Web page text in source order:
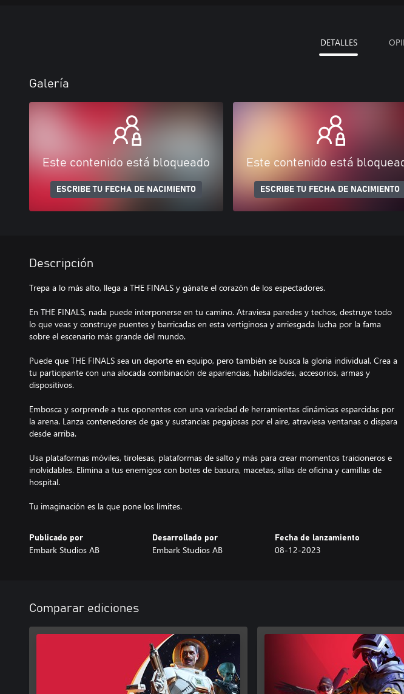
DETALLES
Galería
Este contenido está bloqueado
ESCRIBE TU FECHA DE NACIMIENTO
Este contenido está
ESCRIBE TU FECHA DE NACIMIENTO
Descripción
Trepa a lo más alto, llega a THE FINALS y gánate el corazón de los espectadores.
En THE FINALS, nada puede interponerse en tu camino. Atraviesa paredes y techos, destruye todo
lo que veas y construye puentes y barricadas en esta vertiginosa y arriesgada lucha por la fama
sobre el escenario más grande del mundo.
Puede que THE FINALS sea un deporte en equipo, pero también se busca la gloria individual. Crea a
tu participante con una alocada combinación de apariencias, habilidades, accesorios, armas y
dispositivos.
Embosca y sorprende a tus oponentes con una variedad de herramientas dinámicas esparcidas por
la arena. Lanza contenedores de gas y sustancias pegajosas por el aire, atraviesa ventanas o dispara
desde arriba.
Usa plataformas móviles, tirolesas, plataformas de salto y más para crear momentos traicioneros e
inolvidables. Elimina a tus enemigos con botes de basura, macetas, sillas de oficina y camillas de
hospital.
Tu imaginación es la que pone los límites.
Publicado por
Embark Studios AB
Desarrollado por
Embark Studios AB
Fecha de lanzamiento
08-12-2023
Comparar ediciones